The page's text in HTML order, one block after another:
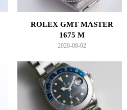
ROLEX GMT MASTER
1675 M
2020-08-02